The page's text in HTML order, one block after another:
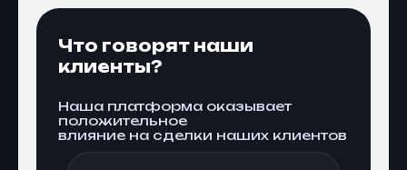
Что говорят наши
клиенты?
Наша платформа оказывает
положительное
влияние на сделки наших клиентов